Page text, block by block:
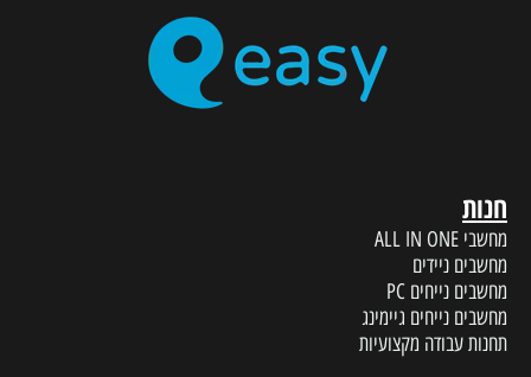
חנות
מחשבי ALL IN ONE
מחשבים ניידים
מחשבים נייחים PC
מחשבים נייחים גיימינג
תחנות עבודה מקצועיות